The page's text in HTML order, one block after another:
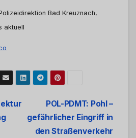
Bad Kreuznach,
aktuell
POL-PDMT: Pohl –
gefährlicher Eingriff in
den Straßenverkehr